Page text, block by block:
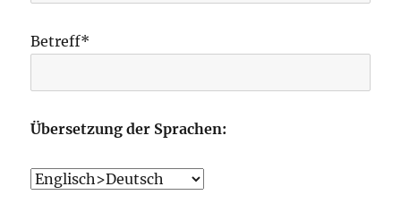
Betreff*
Übersetzung der Sprachen: